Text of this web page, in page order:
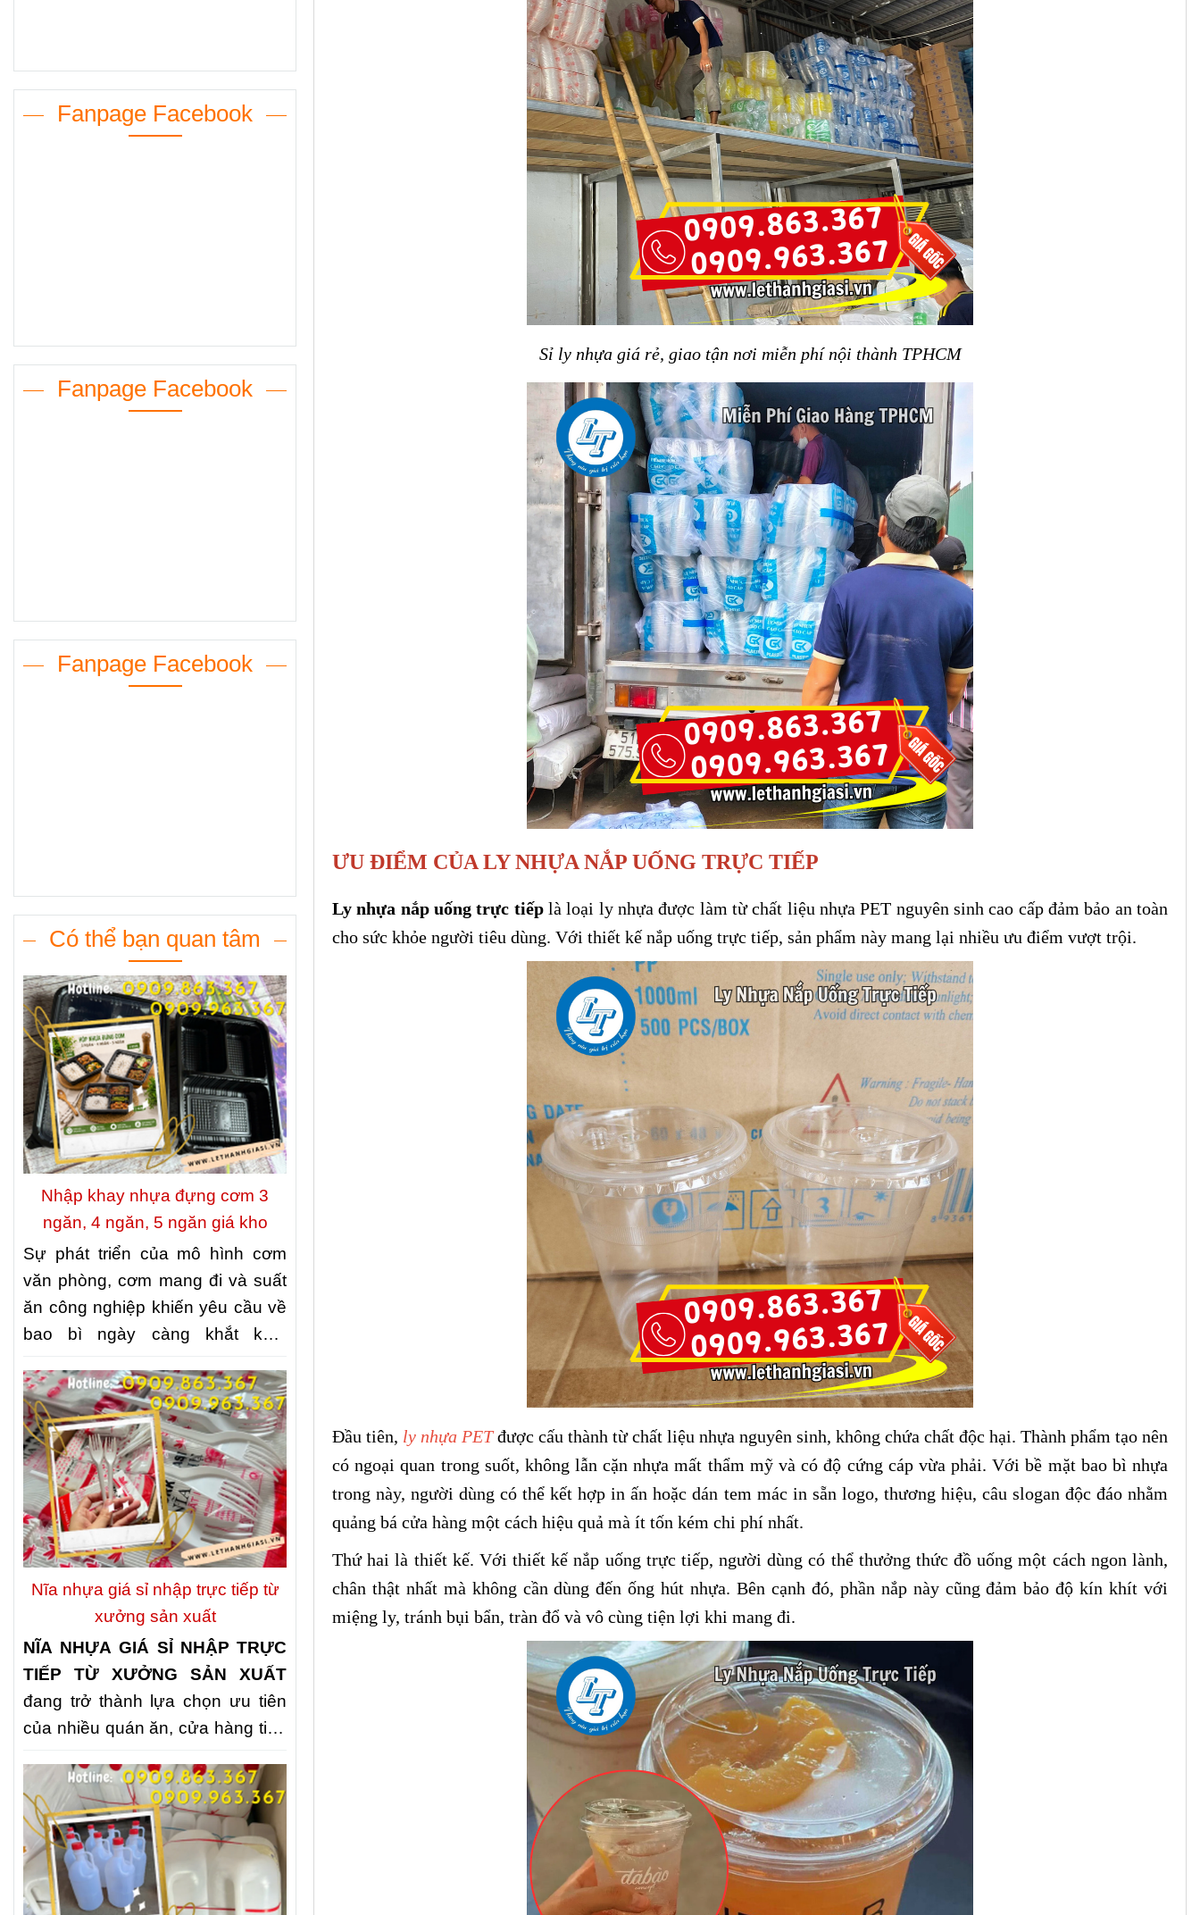
Sỉ ly nhựa giá rẻ, giao tận nơi miễn phí nội thành TPHCM
ƯU ĐIỂM CỦA LY NHỰA NẮP UỐNG TRỰC TIẾP
Ly nhựa nắp uống trực tiếplà loại ly nhựa được làm từ chất liệu nhựa PET nguyên sinh cao cấp đảm bảo an toàn
cho sức khỏe người tiêu dùng. Với thiết kế nắp uống trực tiếp, sản phẩm này mang lại nhiều ưu điểm vượt trội.
Đầu tiên, ly nhựa PETđược cấu thành từ chất liệu nhựa nguyên sinh, không chứa chất độc hại. Thành phẩm tạo nên
có ngoại quan trong suốt, không lẫn cặn nhựa mất thẩm mỹ và có độ cứng cáp vừa phải. Với bề mặt bao bì nhựa
trong này, người dùng có thể kết hợp in ấn hoặc dán tem mác in sẵn logo, thương hiệu, câu slogan độc đáo nhằm
quảng bá cửa hàng một cách hiệu quả mà ít tốn kém chi phí nhất.
Thứ hai là thiết kế. Với thiết kế nắp uống trực tiếp, người dùng có thể thưởng thức đồ uống một cách ngon lành,
chân thật nhất mà không cần dùng đến ống hút nhựa. Bên cạnh đó, phần nắp này cũng đảm bảo độ kín khít với
miệng ly, tránh bụi bẩn, tràn đổ và vô cùng tiện lợi khi mang đi.
Fanpage Facebook
Fanpage Facebook
Fanpage Facebook
Có thể bạn quan tâm
Nhập khay nhựa đựng cơm 3
ngăn, 4 ngăn, 5 ngăn giá kho
Sự phát triển của mô hình cơm
văn phòng, cơm mang đi và suất
ăn công nghiệp khiến yêu cầu về
bao bì ngày càng khắt khe.
thực phẩm, bao bì còn phải giúp
món ăn được sắp xếp gọn gàng,
thuận tiện khi vận chuyển và giữ
được hình thức hấp dẫn khi đến
tay khách hàng. Đó cũng là lý do
nhiều quán ăn, nhà hàng và bếp
ăn tập thể lựa chọnNHẬP KHAY
NGĂN, 5 NGĂN GIÁ KHOnhằm
chủ động nguồn cung, tối ưu chi
phí và nâng cao chất lượng phục
vụ.
Nĩa nhựa giá sỉ nhập trực tiếp từ
xưởng sản xuất
NĨA NHỰA GIÁ SỈ NHẬP TRỰC
TIẾP TỪ XƯỞNG SẢN XUẤT
đang trở thành lựa chọn ưu tiên
của nhiều quán ăn, cửa hàng tiện
đại lý kinh doanh. Không chỉ giúp
tối ưu chi phí, nguồn cung trực
tiếp còn đảm bảo giá thành cạnh
tranh, chất lượng ổn định và khả
năng đáp ứng nhanh số lượng